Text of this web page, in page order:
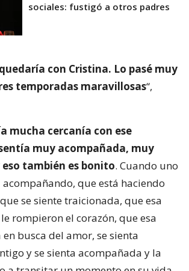
sociales: fustigó a otros padres
con Cristina. Lo pasé muy
temporadas maravillosas“,
mucha cercanía con ese
muy acompañada, muy
también es bonito. Cuando uno
acompañando, que está haciendo
se siente traicionada, que esa
rompieron el corazón, que esa
busca del amor, se sienta
y se sienta acompañada y la